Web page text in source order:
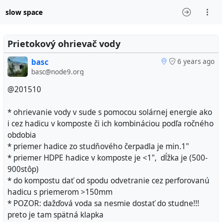
slow space
Prietokový ohrievač vody
6 years ago
basc
basc@node9.org
@201510
* ohrievanie vody v sude s pomocou solárnej energie ako
i cez hadicu v komposte či ich kombináciou podľa ročného
obdobia
* priemer hadice zo studňového čerpadla je min.1"
* priemer HDPE hadice v komposte je <1", dĺžka je (500-
900stôp)
* do kompostu dať od spodu odvetranie cez perforovanú
hadicu s priemerom >150mm
* POZOR: dažďová voda sa nesmie dostať do studne!!!
preto je tam spätná klapka